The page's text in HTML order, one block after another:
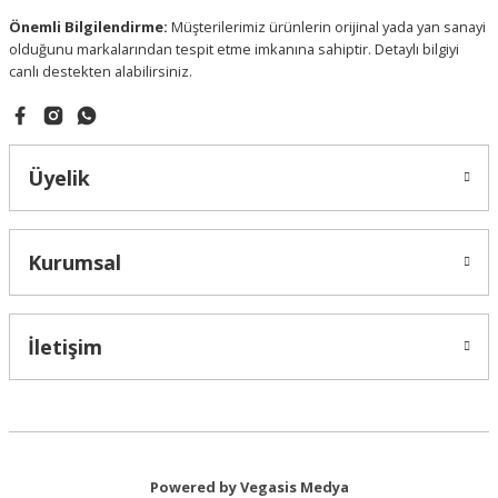
Önemli Bilgilendirme: Müşterilerimiz ürünlerin orijinal yada yan sanayi
olduğunu markalarından tespit etme imkanına sahiptir. Detaylı bilgiyi
canlı destekten alabilirsiniz.
Üyelik
Kurumsal
İletişim
Powered by Vegasis Medya